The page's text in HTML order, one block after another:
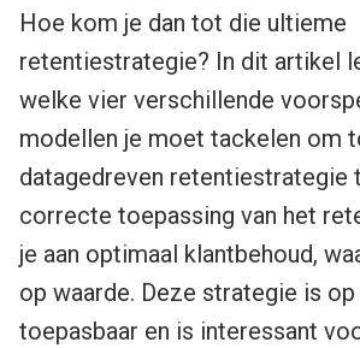
Hoe kom je dan tot die ultieme
retentiestrategie? In dit artikel
welke vier verschillende
modellen je moet tackelen om
datagedreven retentiestrategie
correcte toepassing van het
je aan optimaal klantbehoud,
op waarde. Deze strategie is
toepasbaar en is interessant